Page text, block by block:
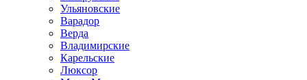
Ульяновские
Варадор
Верда
Владимирские
Карельские
Люксор